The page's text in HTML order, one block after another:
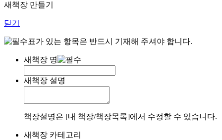
새책장 만들기
닫기
표가 있는 항목은 반드시 기재해 주셔야 합니다.
새책장 명
새책장 설명
책장설명은 [내 책장/책장목록]에서 수정할 수 있습니다.
새책장 카테고리